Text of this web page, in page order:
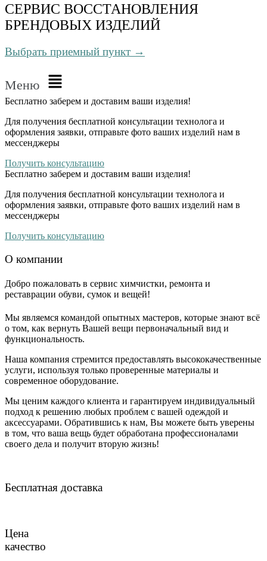
СЕРВИС ВОССТАНОВЛЕНИЯ
БРЕНДОВЫХ ИЗДЕЛИЙ
Выбрать приемный пункт →
Меню
Бесплатно заберем и доставим ваши изделия!
Для получения бесплатной консультации технолога и
оформления заявки, отправьте фото ваших изделий нам в
мессенджеры
Получить консультацию
Бесплатно заберем и доставим ваши изделия!
Для получения бесплатной консультации технолога и
оформления заявки, отправьте фото ваших изделий нам в
мессенджеры
Получить консультацию
О компании
Добро пожаловать в сервис химчистки, ремонта и
реставрации обуви, сумок и вещей!
Мы являемся командой опытных мастеров, которые знают всё
о том, как вернуть Вашей вещи первоначальный вид и
функциональность.
Наша компания стремится предоставлять высококачественные
услуги, используя только проверенные материалы и
современное оборудование.
Мы ценим каждого клиента и гарантируем индивидуальный
подход к решению любых проблем с вашей одеждой и
аксессуарами. Обратившись к нам, Вы можете быть уверены
в том, что ваша вещь будет обработана профессионалами
своего дела и получит вторую жизнь!
Бесплатная доставка
Цена
качество